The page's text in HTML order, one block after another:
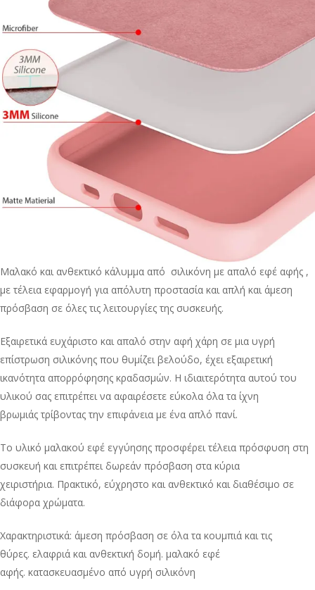
Μαλακό και ανθεκτικό κάλυμμα από σιλικόνη με απαλό εφέ αφής ,
με τέλεια εφαρμογή για απόλυτη προστασία και απλή και άμεση
πρόσβαση σε όλες τις λειτουργίες της συσκευής.
Εξαιρετικά ευχάριστο και απαλό στην αφή χάρη σε μια υγρή
επίστρωση σιλικόνης που θυμίζει βελούδο, έχει εξαιρετική
ικανότητα απορρόφησης κραδασμών. Η ιδιαιτερότητα αυτού του
υλικού σας επιτρέπει να αφαιρέσετε εύκολα όλα τα ίχνη
βρωμιάς τρίβοντας την επιφάνεια με ένα απλό πανί.
Το υλικό μαλακού εφέ εγγύησης προσφέρει τέλεια πρόσφυση στη
συσκευή και επιτρέπει δωρεάν πρόσβαση στα κύρια
χειριστήρια. Πρακτικό, εύχρηστο και ανθεκτικό και διαθέσιμο σε
διάφορα χρώματα.
Χαρακτηριστικά: άμεση πρόσβαση σε όλα τα κουμπιά και τις
θύρες. ελαφριά και ανθεκτική δομή. μαλακό εφέ
αφής. κατασκευασμένο από υγρή σιλικόνη